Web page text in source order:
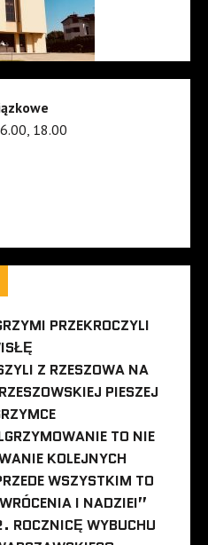
18.00
PRZEKROCZYLI
Z RZESZOWA NA
PIESZEJ
TO NIE
KOLEJNYCH
WSZYSTKIM TO
I NADZIEI”
ROCZNICĘ WYBUCHU